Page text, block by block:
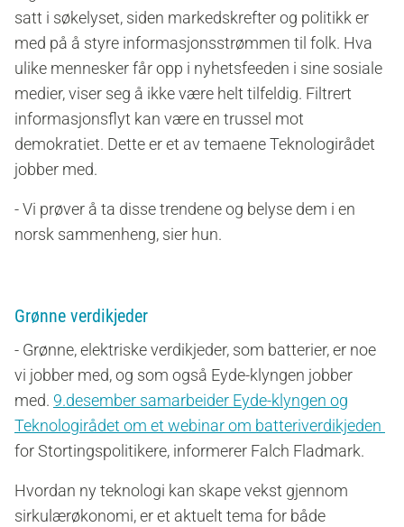
satt i søkelyset, siden markedskrefter og politikk er
med på å styre informasjonsstrømmen til folk. Hva
ulike mennesker får opp i nyhetsfeeden i sine sosiale
medier, viser seg å ikke være helt tilfeldig. Filtrert
informasjonsflyt kan være en trussel mot
demokratiet. Dette er et av temaene Teknologirådet
jobber med.
- Vi prøver å ta disse trendene og belyse dem i en
norsk sammenheng, sier hun.
Grønne verdikjeder
- Grønne, elektriske verdikjeder, som batterier, er noe
vi jobber med, og som også Eyde-klyngen jobber
med. 9.desember samarbeider Eyde-klyngen og
Teknologirådet om et webinar om batteriverdikjeden
for Stortingspolitikere, informerer Falch Fladmark.
Hvordan ny teknologi kan skape vekst gjennom
sirkulærøkonomi, er et aktuelt tema for både